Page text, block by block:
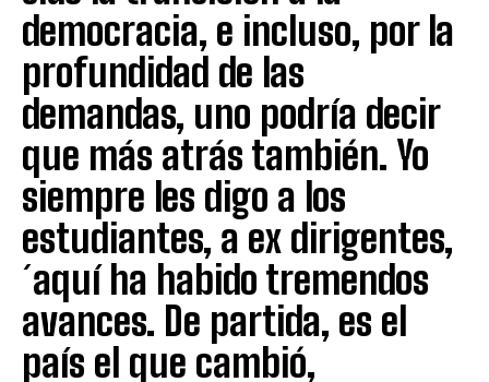
democracia, e incluso, por la
profundidad de las
demandas, uno podría decir
que más atrás también. Yo
siempre les digo a los
estudiantes, a ex dirigentes,
´aquí ha habido tremendos
avances. De partida, es el
país el que cambió,